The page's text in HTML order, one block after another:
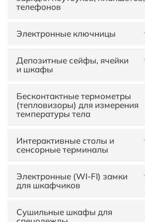
Вендинговые аппараты для
одежды
оплаты
телефонов
Электронные ключницы
Violanta I-Keybox
Электронные ключницы с
Терминалы выдачи ключей с
системой "Key Sharing"
Депозитные сейфы, ячейки
и шкафы
Бесконтактные термометры
(тепловизоры) для измерения
температуры тела
Интерактивные столы и
сенсорные терминалы
Зеркальные киоски
киоски и терминалы
самообслуживания
Электронные (WI-FI) замки
для шкафчиков
Сушильные шкафы для